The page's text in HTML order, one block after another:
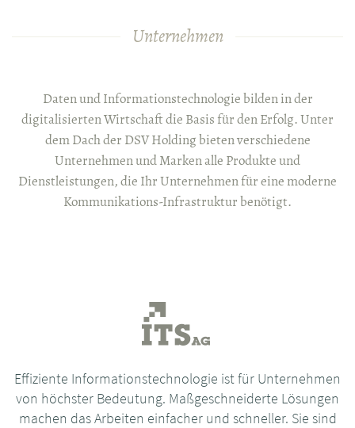
Unternehmen
Daten und Informationstechnologie bilden in der
digitalisierten Wirtschaft die Basis für den Erfolg. Unter
dem Dach der DSV Holding bieten verschiedene
Unternehmen und Marken alle Produkte und
Dienstleistungen, die Ihr Unternehmen für eine moderne
Kommunikations-Infrastruktur benötigt.
Effiziente Informationstechnologie ist für Unternehmen
von höchster Bedeutung. Maßgeschneiderte Lösungen
machen das Arbeiten einfacher und schneller. Sie sind